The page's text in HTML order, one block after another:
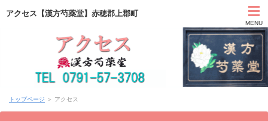
アクセス【漢方芍薬堂】赤穂郡上郡町
MENU
トップページ ＞ アクセス